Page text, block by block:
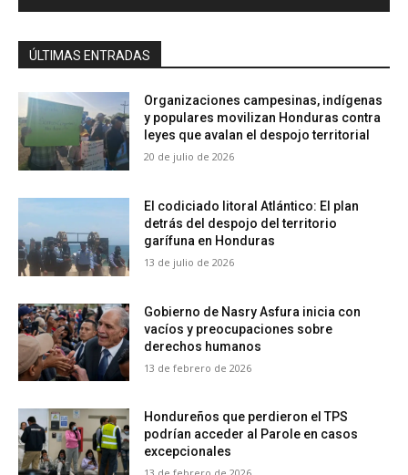
ÚLTIMAS ENTRADAS
Organizaciones campesinas, indígenas
y populares movilizan Honduras contra
leyes que avalan el despojo territorial
20 de julio de 2026
El codiciado litoral Atlántico: El plan
detrás del despojo del territorio
garífuna en Honduras
13 de julio de 2026
Gobierno de Nasry Asfura inicia con
vacíos y preocupaciones sobre
derechos humanos
13 de febrero de 2026
Hondureños que perdieron el TPS
podrían acceder al Parole en casos
excepcionales